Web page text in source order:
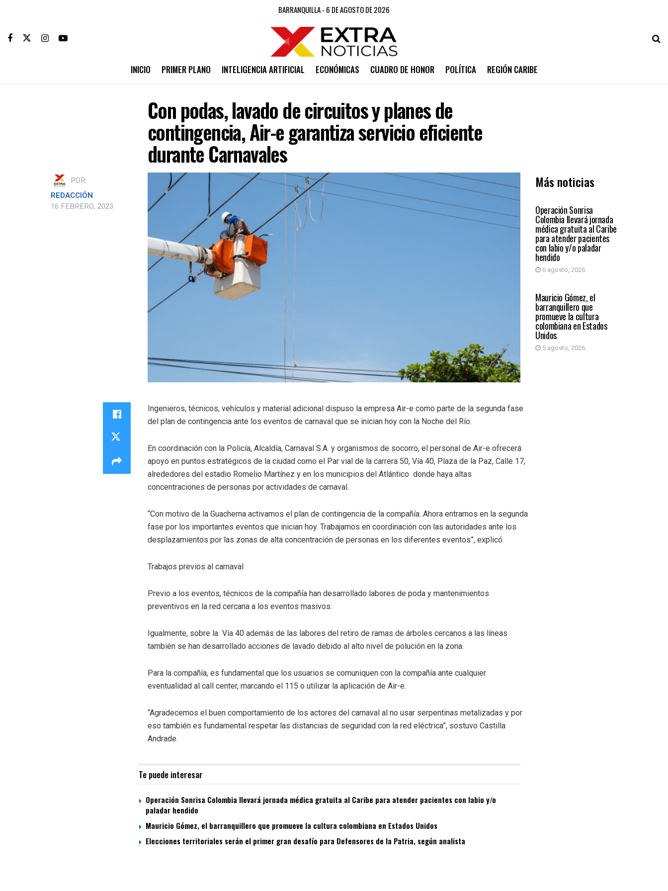
BARRANQUILLA - 6 DE AGOSTO DE 2026
INICIO PRIMER PLANO INTELIGENCIA ARTIFICIAL ECONÓMICAS CUADRO DE HONOR POLÍTICA REGIÓN CARIBE
Con podas, lavado de circuitos y planes de
contingencia, Air-e garantiza servicio eficiente
durante Carnavales
POR:
REDACCIÓN
16 FEBRERO, 2023
Más noticias
PRIMER PLANO
Operación Sonrisa
Colombia llevará jornada
médica gratuita al Caribe
para atender pacientes
con labio y/o paladar
hendido
6 agosto, 2026
PRIMER PLANO
Mauricio Gómez, el
barranquillero que
promueve la cultura
colombiana en Estados
Unidos
5 agosto, 2026
Ingenieros, técnicos, vehículos y material adicional dispuso la empresa Air-e como parte de la segunda fase
del plan de contingencia ante los eventos de carnaval que se inician hoy con la Noche del Río.
En coordinación con la Policía, Alcaldía, Carnaval S.A. y organismos de socorro, el personal de Air-e ofrecerá
apoyo en puntos estratégicos de la ciudad como el Par vial de la carrera 50, Vía 40, Plaza de la Paz, Calle 17,
alrededores del estadio Romelio Martínez y en los municipios del Atlántico donde haya altas
concentraciones de personas por actividades de carnaval.
“Con motivo de la Guacherna activamos el plan de contingencia de la compañía. Ahora entramos en la segunda
fase por los importantes eventos que inician hoy. Trabajamos en coordinación con las autoridades ante los
desplazamientos por las zonas de alta concentración de personas en los diferentes eventos”, explicó.
Trabajos previos al carnaval
Previo a los eventos, técnicos de la compañía han desarrollado labores de poda y mantenimientos
preventivos en la red cercana a los eventos masivos.
Igualmente, sobre la Vía 40 además de las labores del retiro de ramas de árboles cercanos a las líneas
también se han desarrollado acciones de lavado debido al alto nivel de polución en la zona.
Para la compañía, es fundamental que los usuarios se comuniquen con la compañía ante cualquier
eventualidad al call center, marcando el 115 o utilizar la aplicación de Air-e.
“Agradecemos el buen comportamiento de los actores del carnaval al no usar serpentinas metalizadas y por
eso también es fundamental respetar las distancias de seguridad con la red eléctrica”, sostuvo Castilla
Andrade.
Te puede interesar
Operación Sonrisa Colombia llevará jornada médica gratuita al Caribe para atender pacientes con labio y/o
paladar hendido
Mauricio Gómez, el barranquillero que promueve la cultura colombiana en Estados Unidos
Elecciones territoriales serán el primer gran desafío para Defensores de la Patria, según analista